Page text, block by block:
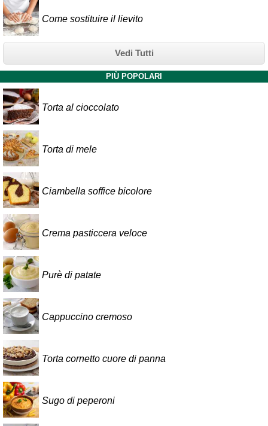
Come sostituire il lievito
Vedi Tutti
PIÙ POPOLARI
Torta al cioccolato
Torta di mele
Ciambella soffice bicolore
Crema pasticcera veloce
Purè di patate
Cappuccino cremoso
Torta cornetto cuore di panna
Sugo di peperoni